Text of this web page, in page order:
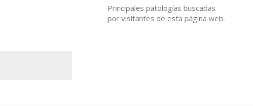
Principales patologías buscadas
por visitantes de esta página web.